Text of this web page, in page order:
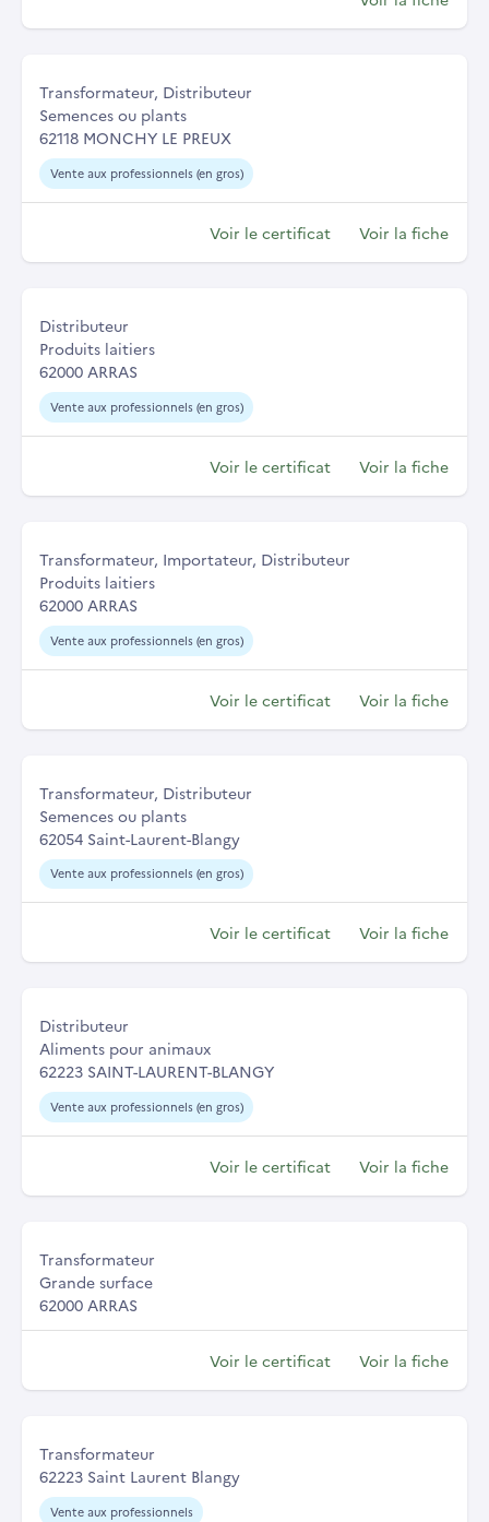
Transformateur, Distributeur
Semences ou plants
62118 MONCHY LE PREUX
Vente aux professionnels (en gros)
Voir le certificat Voir la fiche
Distributeur
Produits laitiers
62000 ARRAS
Vente aux professionnels (en gros)
Voir le certificat Voir la fiche
Transformateur, Importateur, Distributeur
Produits laitiers
62000 ARRAS
Vente aux professionnels (en gros)
Voir le certificat Voir la fiche
Transformateur, Distributeur
Semences ou plants
62054 Saint-Laurent-Blangy
Vente aux professionnels (en gros)
Voir le certificat Voir la fiche
Distributeur
Aliments pour animaux
62223 SAINT-LAURENT-BLANGY
Vente aux professionnels (en gros)
Voir le certificat Voir la fiche
Transformateur
Grande surface
62000 ARRAS
Voir le certificat Voir la fiche
Transformateur
62223 Saint Laurent Blangy
Vente aux professionnels